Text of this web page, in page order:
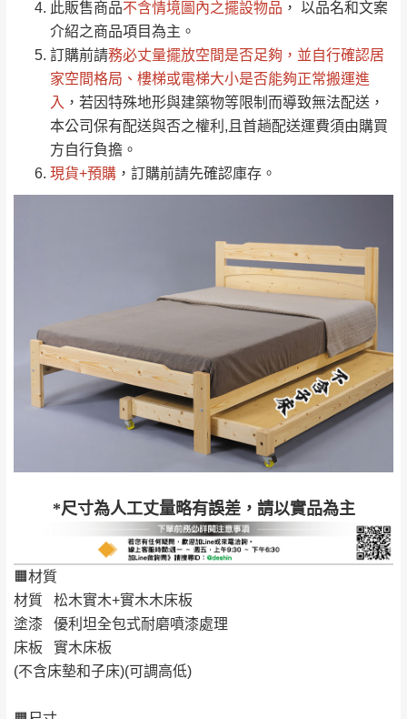
此販售商品不含情境圖內之擺設物品 ， 以品名和文案
介紹之商品項目為主。
訂購前請務必丈量擺放空間是否足夠 ，並自行確認居
家空間格局、 樓梯或電梯大小是否能夠正常搬運進
入 ，若因特殊地形與建築物等限制而導致無法配送，
本公司保有配送與否之權利,且首趟配送運費須由購買
方自行負擔。
現貨+預購 ，訂購前請先確認庫存。
*尺寸為人工丈量略有誤差，請以實品為主
🟧材質
材質 松木實木+實木木床板
塗漆 優利坦全包式耐磨噴漆處理
床板 實木床板
(不含床墊和子床)(可調高低)
免 運
費
新竹
峨眉鄉、五峰鄉、
橫山、北埔鄉、尖
石鄉、寶山鄉山
區、新埔山區、芎
新北
雙溪、貢寮、烏
來、平溪、九份、
石門、林口 下福
里、新店山區、三
峽山區、石碇、坪
林、福隆、淡水山
區、北投湖山路、
深坑山區
基隆
$ 9,000以上：免
$ 9,000以下：
NT$500元
＊A108產品另收運費
基隆山區
苗栗
運費
$ 9,000以下：
＊A108產品另收運費
見諒！
接單後二日內(不含例假日)，我們客服會與您
電話聯絡或E-Mail通知確認訂單。
（線上客
服 LINE → @dershin）
下單前先詢問是否現貨 ，若未詢問下單後無
現貨我們客服會再來電或E-Mail與您聯絡
（洽詢方式請搜尋 Line ID →
苗栗至基隆；其它地區暫不開放，如因特殊
地型限制(山區、鄉、鎮、村)、樓梯太小、無
法搬運上樓等因素，導致無法配送，
本公司
保有出貨的權利。
保護物流人員的工作安全，賣家無提供吊掛
服務，若需以吊車或其他的吊掛方式吊運，
費用將由買方自行支付。
因大型傢俱有組裝、配送的問題，並非一般
機當天到貨前皆會再與您通知，讓你不用整
天在家等貨，以節省您的寶貴時間。
由於百貨公司配送較為不易，故暫無法配送
至百貨公司內部。
發票寄送：
若您選擇三聯式或索取兩聯式發票，發票將於商品